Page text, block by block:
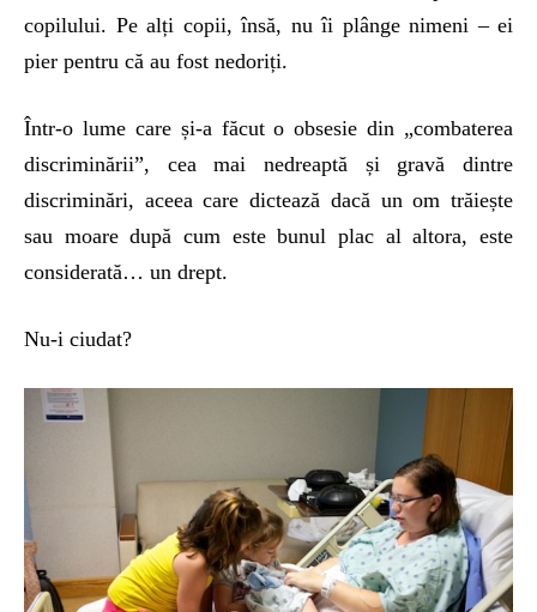
copilului. Pe alți copii, însă, nu îi plânge nimeni – ei
pier pentru că au fost nedoriți.
Într-o lume care și-a făcut o obsesie din „combaterea
discriminării”, cea mai nedreaptă și gravă dintre
discriminări, aceea care dictează dacă un om trăiește
sau moare după cum este bunul plac al altora, este
considerată… un drept.
Nu-i ciudat?